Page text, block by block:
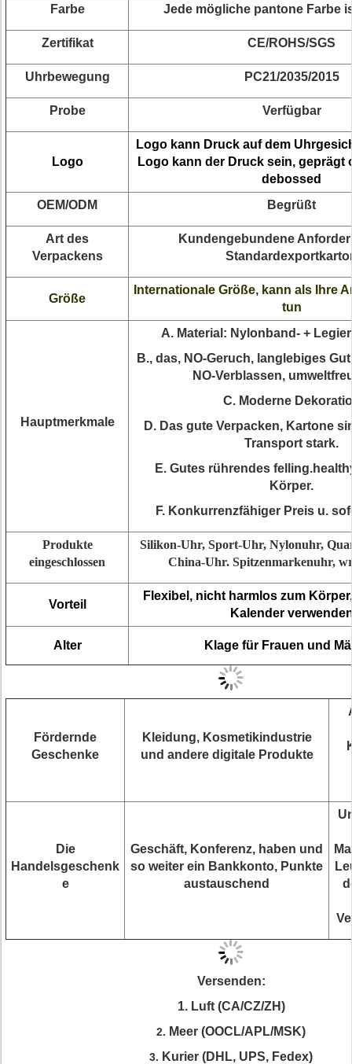
Farbe Jede mögliche pantone Farbe
Zertifikat CE/ROHS/SGS
Uhrbewegung PC21/2035/2015
Probe Verfügbar
Logo
Logo kann Druck auf dem
Logo kann der Druck sein, geprägt
debossed
OEM/ODM
Begrüßt
Art des
Verpackens
Kundengebundene
Größe
Internationale Größe, kann als Ihre
tun
Hauptmerkmale
A. Material: Nylonband- +
B., das, NO-Geruch, langlebiges
NO-Verblassen,
C. Moderne
D. Das gute Verpacken, Kartone
Transport stark.
E. Gutes rührendes
Körper.
F. Konkurrenzfähiger Preis u.
Produkte
eingeschlossen
Silikon-Uhr, Sport-Uhr, Nylonuhr,
China-Uhr. Spitzenmarkenuhr,
Vorteil
Flexibel, nicht harmlos zum
Kalender
Alter Klage für Frauen und
Fördernde
Geschenke
Kleidung, Kosmetikindustrie
und andere digitale Produkte
Die
Handelsgeschenk
e
Geschäft, Konferenz, haben und
so weiter ein Bankkonto, Punkte
austauschend
Versenden:
1. Luft (CA/CZ/ZH)
2. Meer (OOCL/APL/MSK)
3. Kurier (DHL, UPS, Fedex)